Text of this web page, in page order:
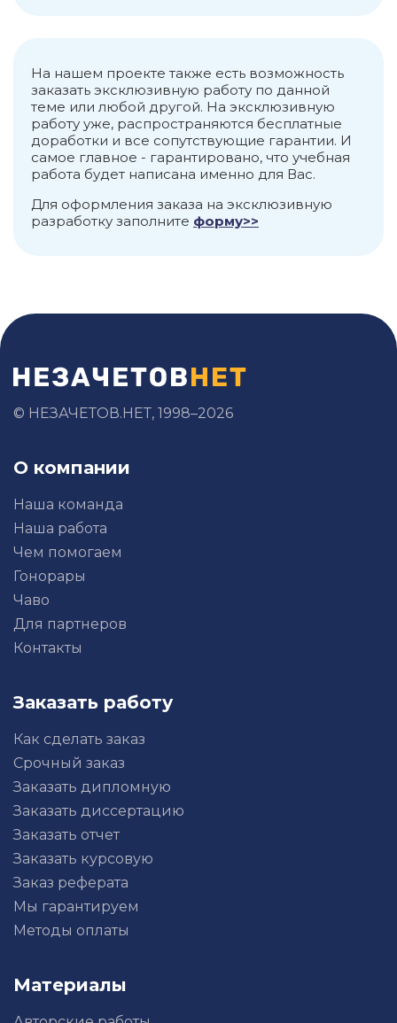
облуживанию энергонасыщенной
техники. ................................................................................................
Список используемых источников 1. Закон
Республики Казахстан от 28 февраля 2007
года № 234-III «О бухгалтерском учете и
финансовой отчетности» [Электронный
ресурс] Режим доступа:
https://adilet.zan.kz/rus/docs/Z070000234_ 2.
Приказ Министра финансов Республики
(МСБ) [Электронный ресурс] Режим
https://pro1c.kz/articles/mezhdunarodnye-
ysclid=lwelawdlfa429620758
На нашем проекте также есть возможность
заказать эксклюзивную работу по данной
теме или любой другой. На эксклюзивную
работу уже, распространяются бесплатные
доработки и все сопутствующие гарантии. И
самое главное - гарантировано, что учебная
работа будет написана именно для Вас.
Для оформления заказа на эксклюзивную
разработку заполните форму>>
© НЕЗАЧЕТОВ.НЕТ, 1998–2026
О компании
Наша команда
Наша работа
Чем помогаем
Гонорары
Чаво
Для партнеров
Контакты
Заказать работу
Как сделать заказ
Срочный заказ
Заказать дипломную
Заказать диссертацию
Заказать отчет
Заказать курсовую
Заказ реферата
Мы гарантируем
Методы оплаты
Материалы